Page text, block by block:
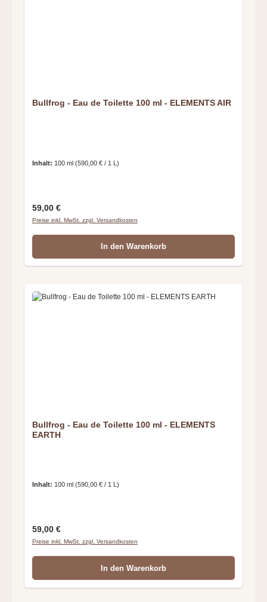
Bullfrog - Eau de Toilette 100 ml - ELEMENTS AIR
Inhalt: 100 ml (590,00 € / 1 L)
Regulärer Preis:
59,00 €
Preise inkl. MwSt. zzgl. Versandkosten
In den Warenkorb
Bullfrog - Eau de Toilette 100 ml - ELEMENTS
EARTH
Inhalt: 100 ml (590,00 € / 1 L)
Regulärer Preis:
59,00 €
Preise inkl. MwSt. zzgl. Versandkosten
In den Warenkorb